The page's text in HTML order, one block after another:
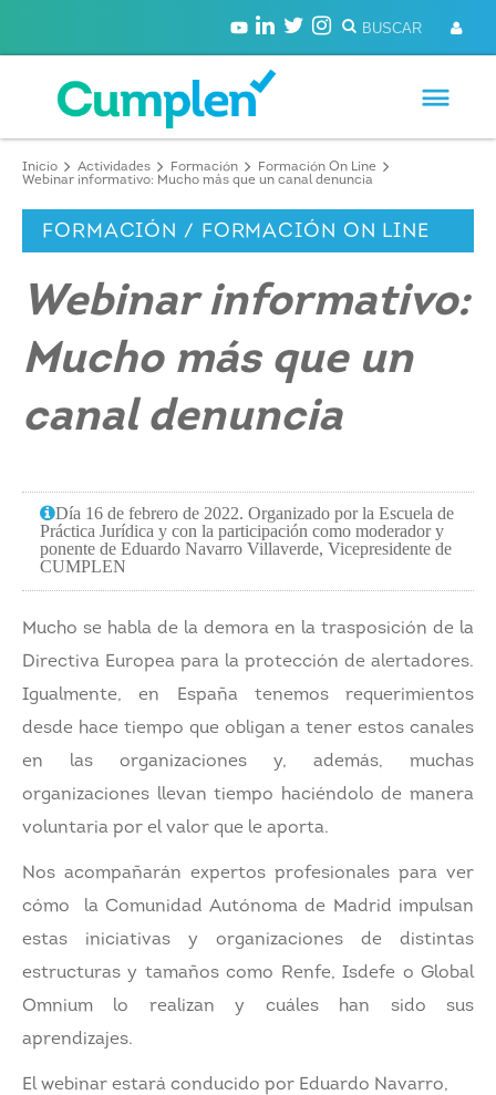
Inicio Actividades Formación
Formación On Line
Webinar informativo: Mucho más que un canal denuncia
FORMACIÓN / FORMACIÓN ON LINE
Webinar informativo:
Mucho más que un
canal denuncia
Día 16 de febrero de 2022. Organizado por la Escuela de
Práctica Jurídica y con la participación como moderador y
ponente de Eduardo Navarro Villaverde, Vicepresidente de
CUMPLEN
Mucho se habla de la demora en la trasposición de la
Directiva Europea para la protección de alertadores.
Igualmente, en España tenemos requerimientos
desde hace tiempo que obligan a tener estos canales
en las organizaciones y, además, muchas
organizaciones llevan tiempo haciéndolo de manera
voluntaria por el valor que le aporta.
Nos acompañarán expertos profesionales para ver
cómo la Comunidad Autónoma de Madrid impulsan
estas iniciativas y organizaciones de distintas
estructuras y tamaños como Renfe, Isdefe o Global
Omnium lo realizan y cuáles han sido sus
aprendizajes.
El webinar estará conducido por Eduardo Navarro,